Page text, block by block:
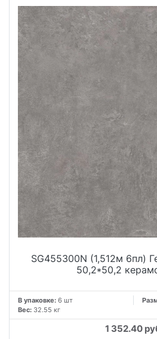
SG455300N (1,512м 6пл)
50,2*50,2
В упаковке: 6 шт
Вес: 32.55 кг
1 352.40